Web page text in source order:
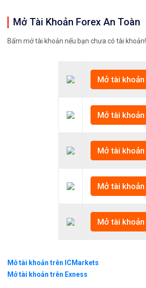
Mở Tài Khoản Forex An Toàn
Bấm mở tài khoản nếu bạn chưa có tài khoản!
Mở tài khoản
Mở tài khoản
Mở tài khoản
Mở tài khoản
Mở tài khoản
Mở tài khoản trên ICMarkets
Mở tài khoản trên Exness